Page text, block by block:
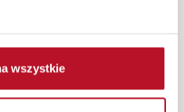
wszystkie
oferujemy pomoc w
zaprojektują i
Państwa
dostarczymy do 3 dni